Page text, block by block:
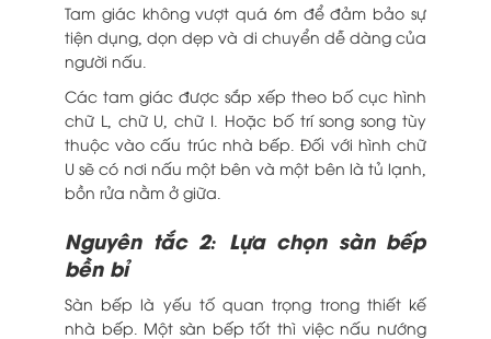
Tam giác không vượt quá 6m để đảm bảo sự
tiện dụng, dọn dẹp và di chuyển dễ dàng của
người nấu.
Các tam giác được sắp xếp theo bố cục hình
chữ L, chữ U, chữ I. Hoặc bố trí song song tùy
thuộc vào cấu trúc nhà bếp. Đối với hình chữ
U sẽ có nơi nấu một bên và một bên là tủ lạnh,
bồn rửa nằm ở giữa.
Nguyên tắc 2: Lựa chọn sàn bếp
bền bỉ
Sàn bếp là yếu tố quan trọng trong thiết kế
nhà bếp. Một sàn bếp tốt thì việc nấu nướng